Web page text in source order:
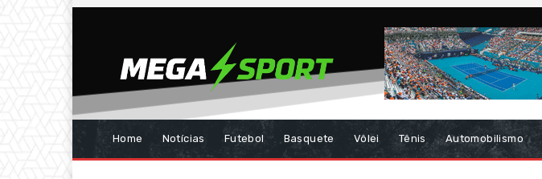
Home Notícias Futebol Basquete Vôlei Tênis Automobilismo